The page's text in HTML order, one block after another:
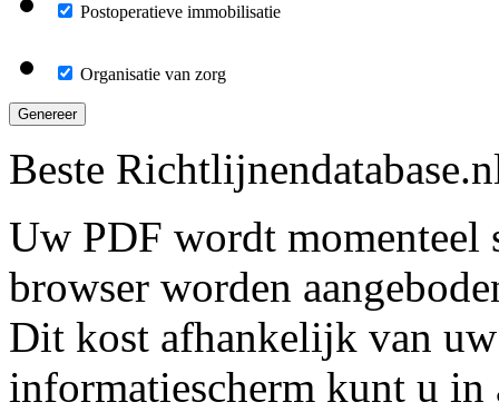
Postoperatieve immobilisatie
Organisatie van zorg
Genereer
Beste
Uw PDF wordt momenteel
browser worden
Dit kost afhankelijk van
informatiescherm kunt u